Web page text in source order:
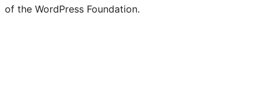
of the WordPress Foundation.